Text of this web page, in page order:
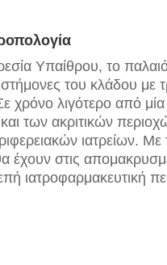
Υπαίθρου, το
του κλάδου με
λιγότερο από
των ακριτικών
ιατρείων.
έχουν στις
ιατροφαρμακευτική